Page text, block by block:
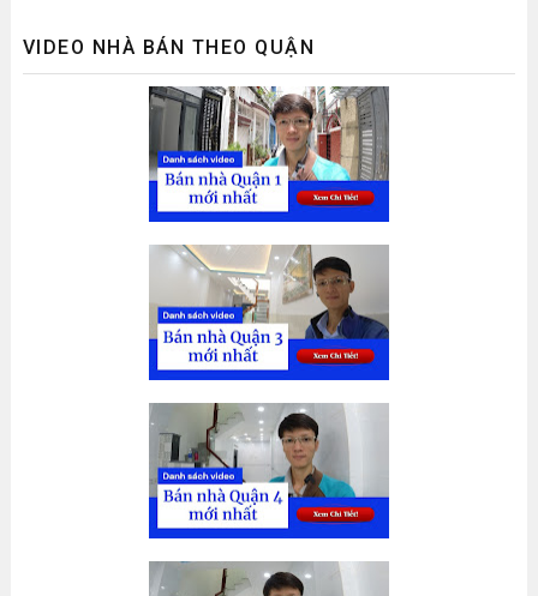
VIDEO NHÀ BÁN THEO QUẬN